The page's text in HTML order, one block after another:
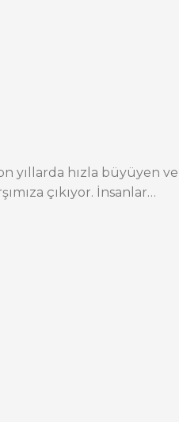
yıllarda hızla büyüyen ve
çıkıyor. İnsanlar…